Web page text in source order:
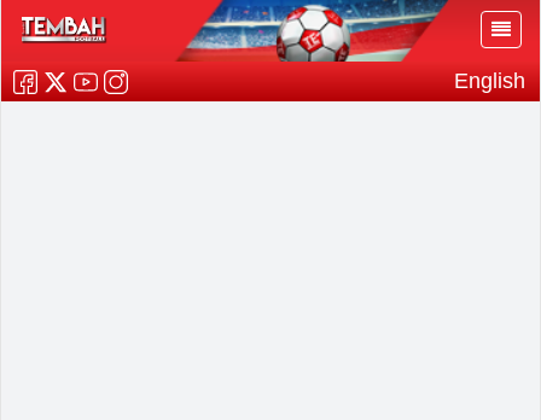
English